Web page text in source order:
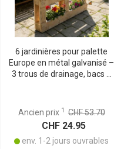
6 jardinières pour palette
Europe en métal galvanisé –
3 trous de drainage, bacs à
Ancien prix 1 CHF 53.70
CHF 24.95
env. 1-2 jours ouvrables